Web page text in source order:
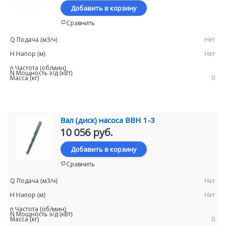
Добавить в корзину
Сравнить
Нет
Нет
0
Вал (диск) насоса ВВН 1-3
10 056 руб.
Добавить в корзину
Сравнить
Нет
Нет
0